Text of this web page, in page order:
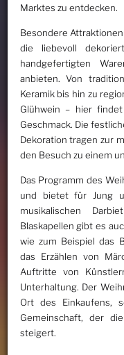
Marktes zu entdecken.
Besondere
die liebevoll
handgefertigten
anbieten. Von
Keramik bis hin zu
Glühwein – hier
Geschmack. Die
Dekoration tragen zur
den Besuch zu einem
Das Programm des
und bietet für Jung
musikalischen
Blaskapellen gibt es
wie zum Beispiel das
das Erzählen von
Auftritte von
Unterhaltung. Der
Ort des Einkaufens,
Gemeinschaft, der
steigert.